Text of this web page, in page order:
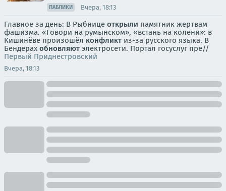
ПАБЛИКИ Вчера, 18:13
Главное за день: В Рыбнице открыли памятник жертвам
фашизма. «Говори на румынском», «встань на колени»: в
Кишинёве произошёл конфликт из-за русского языка. В
Бендерах обновляют электросети. Портал госуслуг пре//
Первый Приднестровский
Вчера, 18:13